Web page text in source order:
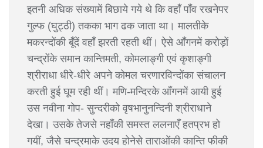
इतनी अधिक संख्यामें बिछाये गये थे कि वहाँ पाँव रखनेपर
गुल्फ (घुट्ठी) तकका भाग ढक जाता था। मालतीके
मकरन्दोंकी बूँदें वहाँ झरती रहती थीं। ऐसे आँगनमें करोड़ों
चन्द्रोंके समान कान्तिमती, कोमलाङ्गी एवं कृशाङ्गी
श्रीराधा धीरे-धीरे अपने कोमल चरणारविन्दोंका संचालन
करती हुई घूम रही थीं। मणि-मन्दिरके आँगनमें आयी हुई
उस नवीना गोप- सुन्दरीको वृषभानुनन्दिनी श्रीराधाने
देखा। उसके तेजसे नहाँकी समस्त ललनाएँ हतप्रभ हो
गयीं, जैसे चन्द्रमाके उदय होनेसे ताराओंकी कान्ति फीकी